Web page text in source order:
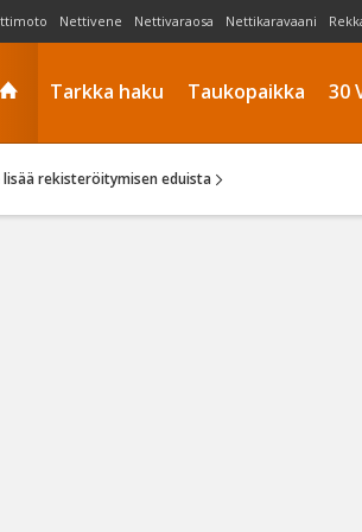
Nettivene Nettivaraosa Nettikaravaani
Tarkka haku Taukopaikka 30
lisää rekisteröitymisen eduista